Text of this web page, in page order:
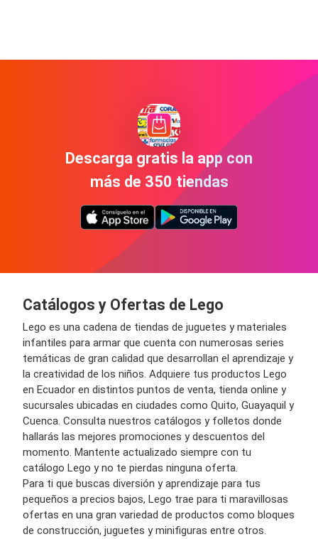
Descarga gratis la app con
más de 350 tiendas
Catálogos y Ofertas de Lego
Lego es una cadena de tiendas de juguetes y materiales
infantiles para armar que cuenta con numerosas series
temáticas de gran calidad que desarrollan el aprendizaje y
la creatividad de los niños. Adquiere tus productos Lego
en Ecuador en distintos puntos de venta, tienda online y
sucursales ubicadas en ciudades como Quito, Guayaquil y
Cuenca. Consulta nuestros catálogos y folletos donde
hallarás las mejores promociones y descuentos del
momento. Mantente actualizado siempre con tu
catálogo Lego y no te pierdas ninguna oferta.
Para ti que buscas diversión y aprendizaje para tus
pequeños a precios bajos, Lego trae para ti maravillosas
ofertas en una gran variedad de productos como bloques
de construcción, juguetes y minifiguras entre otros.